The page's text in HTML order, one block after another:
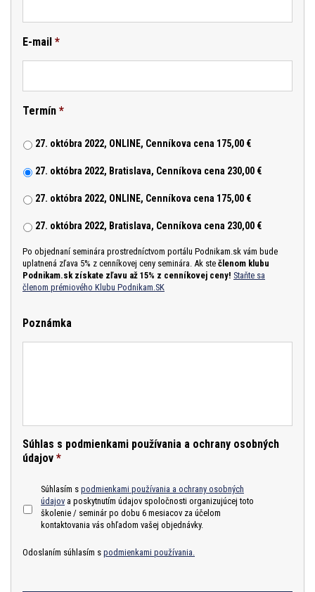
E-mail *
Termín *
27. októbra 2022, ONLINE, Cenníkova cena 175,00 €
27. októbra 2022, Bratislava, Cenníkova cena 230,00 €
27. októbra 2022, ONLINE, Cenníkova cena 175,00 €
27. októbra 2022, Bratislava, Cenníkova cena 230,00 €
Po objednaní seminára prostredníctvom portálu Podnikam.sk vám bude
uplatnená zľava 5% z cenníkovej ceny seminára. Ak ste členom klubu
Podnikam.sk získate zľavu až 15% z cenníkovej ceny! Staňte sa
členom prémiového Klubu Podnikam.SK
Poznámka
Súhlas s podmienkami používania a ochrany osobných
údajov *
Súhlasím s podmienkami používania a ochrany osobných
údajov a poskytnutím údajov spoločnosti organizujúcej toto
školenie / seminár po dobu 6 mesiacov za účelom
kontaktovania vás ohľadom vašej objednávky.
Odoslaním súhlasím s podmienkami používania.